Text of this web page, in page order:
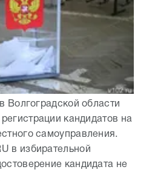
Волгоградской области
кандидатов на
самоуправления.
в избирательной
кандидата не